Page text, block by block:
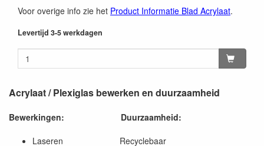
Voor overige info zie het Product Informatie Blad Acrylaat.
Levertijd 3-5 werkdagen
Acrylaat / Plexiglas bewerken en duurzaamheid
Bewerkingen:
Duurzaamheid:
Laseren Recyclebaar